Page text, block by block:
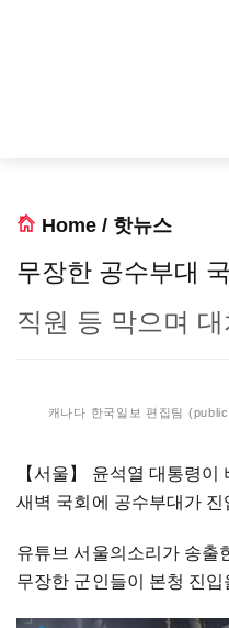
Home / 핫뉴스
무장한 공수부대
직원 등 막으며 대
캐나다 한국일보 편집팀
【서울】
윤석열 대통령이
새벽 국회에 공수부대가 진
유튜브 서울의소리가 송출
무장한 군인들이 본청 진